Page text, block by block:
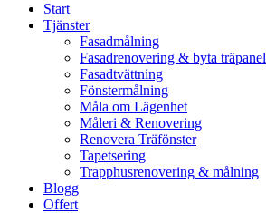
Start
Tjänster
Fasadmålning
Fasadrenovering & byta träpanel
Fasadtvättning
Fönstermålning
Måla om Lägenhet
Måleri & Renovering
Renovera Träfönster
Tapetsering
Trapphusrenovering & målning
Blogg
Offert